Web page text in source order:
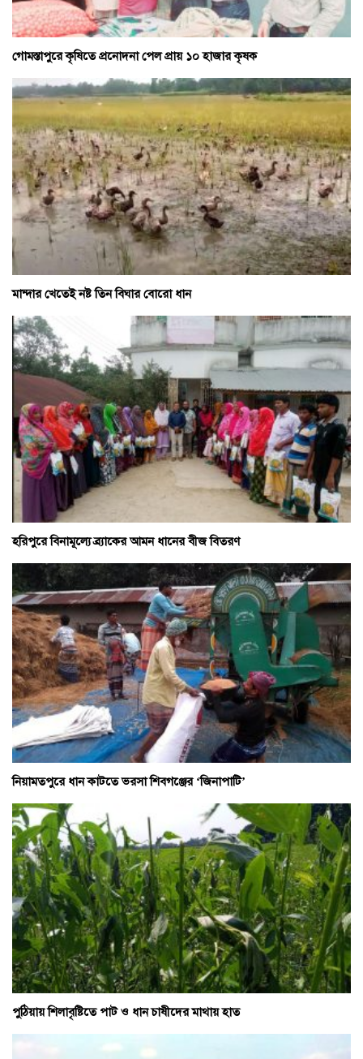
গোমস্তাপুরে কৃষিতে প্রনোদনা পেল প্রায় ১০ হাজার কৃষক
মান্দার খেতেই নষ্ট তিন বিঘার বোরো ধান
হরিপুরে বিনামূল্যে ব্র্যাকের আমন ধানের বীজ বিতরণ
নিয়ামতপুরে ধান কাটতে ভরসা শিবগঞ্জের ‘জিনাপাটি’
পুঠিয়ায় শিলাবৃষ্টিতে পাট ও ধান চাষীদের মাথায় হাত